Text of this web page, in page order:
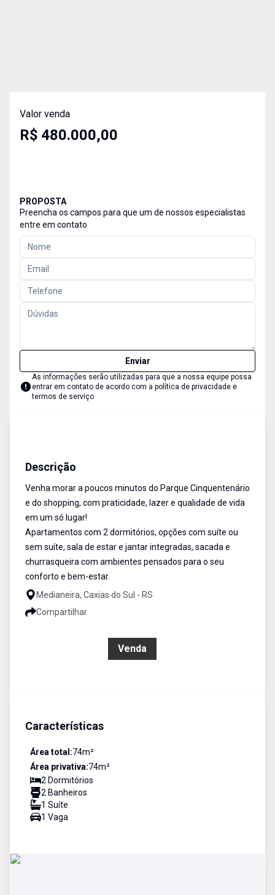
Valor venda
R$ 480.000,00
PROPOSTA
Preencha os campos para que um de nossos especialistas
entre em contato
Enviar
As informações serão utilizadas para que a nossa equipe possa
entrar em contato de acordo com a política de privacidade e
termos de serviço
Descrição
Venha morar a poucos minutos do Parque Cinquentenário
e do shopping, com praticidade, lazer e qualidade de vida
em um só lugar!
Apartamentos com 2 dormitórios, opções com suíte ou
sem suíte, sala de estar e jantar integradas, sacada e
churrasqueira com ambientes pensados para o seu
conforto e bem-estar.
Medianeira, Caxias do Sul - RS
Compartilhar
Venda
Características
Área total:74m²
Área privativa:74m²
2 Dormitórios
2 Banheiros
1 Suíte
1 Vaga